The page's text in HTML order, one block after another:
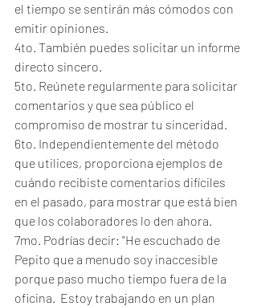
el tiempo se sentirán más cómodos con
emitir opiniones.
4to. También puedes solicitar un informe
directo sincero.
5to. Reúnete regularmente para solicitar
comentarios y que sea público el
compromiso de mostrar tu sinceridad.
6to. Independientemente del método
que utilices, proporciona ejemplos de
cuándo recibiste comentarios difíciles
en el pasado, para mostrar que está bien
que los colaboradores lo den ahora.
7mo. Podrías decir: "He escuchado de
Pepito que a menudo soy inaccesible
porque paso mucho tiempo fuera de la
oficina.  Estoy trabajando en un plan